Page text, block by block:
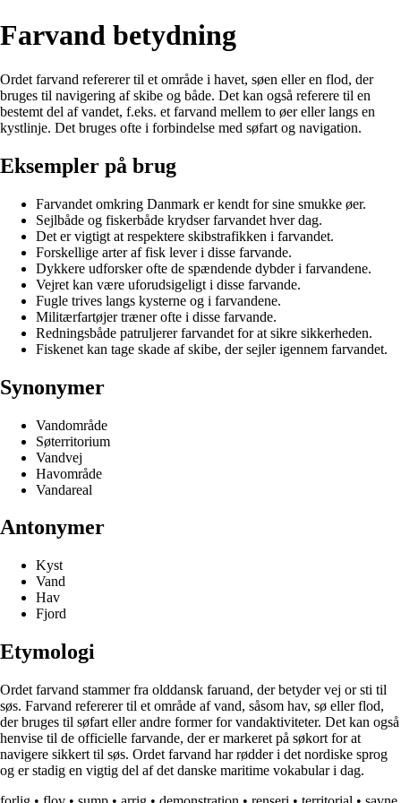
Farvand betydning
Ordet farvand refererer til et område i havet, søen eller en flod, der
bruges til navigering af skibe og både. Det kan også referere til en
bestemt del af vandet, f.eks. et farvand mellem to øer eller langs en
kystlinje. Det bruges ofte i forbindelse med søfart og navigation.
Eksempler på brug
Farvandet omkring Danmark er kendt for sine smukke øer.
Sejlbåde og fiskerbåde krydser farvandet hver dag.
Det er vigtigt at respektere skibstrafikken i farvandet.
Forskellige arter af fisk lever i disse farvande.
Dykkere udforsker ofte de spændende dybder i farvandene.
Vejret kan være uforudsigeligt i disse farvande.
Fugle trives langs kysterne og i farvandene.
Militærfartøjer træner ofte i disse farvande.
Redningsbåde patruljerer farvandet for at sikre sikkerheden.
Fiskenet kan tage skade af skibe, der sejler igennem farvandet.
Synonymer
Vandområde
Søterritorium
Vandvej
Havområde
Vandareal
Antonymer
Kyst
Vand
Hav
Fjord
Etymologi
Ordet farvand stammer fra olddansk faruand, der betyder vej or sti til
søs. Farvand refererer til et område af vand, såsom hav, sø eller flod,
der bruges til søfart eller andre former for vandaktiviteter. Det kan også
henvise til de officielle farvande, der er markeret på søkort for at
navigere sikkert til søs. Ordet farvand har rødder i det nordiske sprog
og er stadig en vigtig del af det danske maritime vokabular i dag.